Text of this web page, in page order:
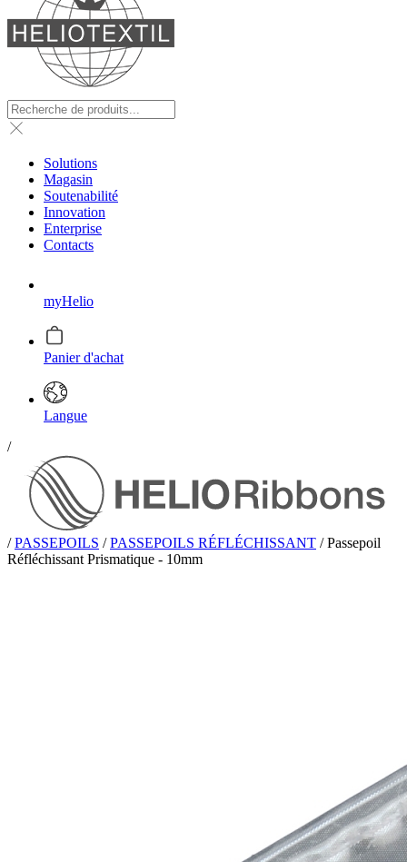
Solutions
Magasin
Soutenabilité
Innovation
Enterprise
Contacts
myHelio
Panier d'achat
Langue
/
/ PASSEPOILS / PASSEPOILS RÉFLÉCHISSANT / Passepoil
Réfléchissant Prismatique - 10mm